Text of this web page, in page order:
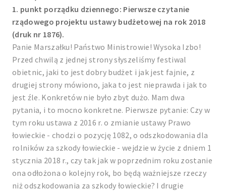
1. punkt porządku dziennego: Pierwsze czytanie
rządowego projektu ustawy budżetowej na rok 2018
(druk nr 1876).
Panie Marszałku! Państwo Ministrowie! Wysoka Izbo!
Przed chwilą z jednej strony słyszeliśmy festiwal
obietnic, jaki to jest dobry budżet i jak jest fajnie, z
drugiej strony mówiono, jaka to jest nieprawda i jak to
jest źle. Konkretów nie było zbyt dużo. Mam dwa
pytania, i to mocno konkretne. Pierwsze pytanie: Czy w
tym roku ustawa z 2016 r. o zmianie ustawy Prawo
łowieckie - chodzi o pozycję 1082, o odszkodowania dla
rolników za szkody łowieckie - wejdzie w życie z dniem 1
stycznia 2018 r., czy tak jak w poprzednim roku zostanie
ona odłożona o kolejny rok, bo będą ważniejsze rzeczy
niż odszkodowania za szkody łowieckie? I drugie